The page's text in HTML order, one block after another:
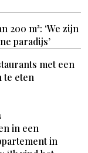
200 m²: ‘We zijn
paradijs’
met een
te eten
in een
in